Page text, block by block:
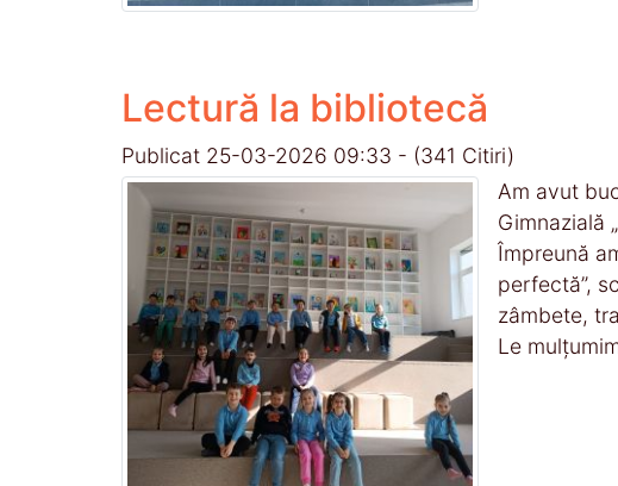
Lectură la bibliotecă
Publicat 25-03-2026 09:33 - (341 Citiri)
Am avut
Gimnazială
Împreună
perfectă”,
zâmbete,
Le